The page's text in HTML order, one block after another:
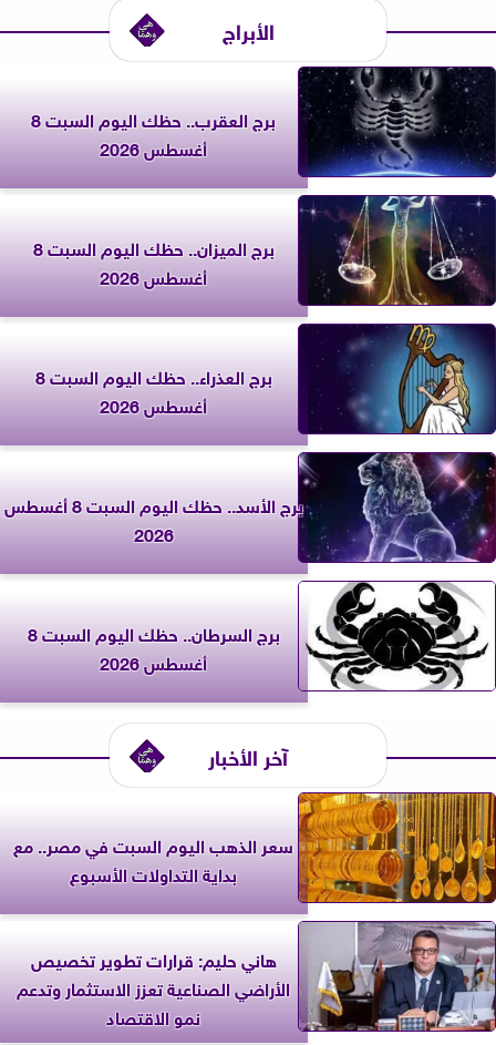
الأبراج
برج العقرب.. حظك اليوم السبت 8
أغسطس 2026
برج الميزان.. حظك اليوم السبت 8
أغسطس 2026
برج العذراء.. حظك اليوم السبت 8
أغسطس 2026
برج الأسد.. حظك اليوم السبت 8 أغسطس
2026
برج السرطان.. حظك اليوم السبت 8
أغسطس 2026
آخر الأخبار
سعر الذهب اليوم السبت في مصر.. مع
بداية التداولات الأسبوع
هاني حليم: قرارات تطوير تخصيص
الأراضي الصناعية تعزز الاستثمار وتدعم
نمو الاقتصاد